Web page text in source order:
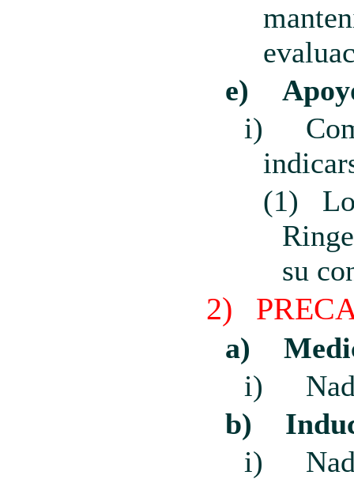
e)
i)
(1)
su
2)
a)
i)
b)
i)